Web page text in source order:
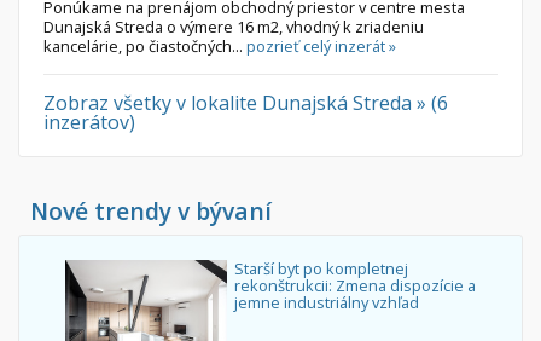
Ponúkame na prenájom obchodný priestor v centre mesta
Dunajská Streda o výmere 16 m2, vhodný k zriadeniu
kancelárie, po čiastočných... pozrieť celý inzerát »
Zobraz všetky v lokalite Dunajská Streda » (6
inzerátov)
Nové trendy v bývaní
Starší byt po kompletnej
rekonštrukcii: Zmena dispozície a
jemne industriálny vzhľad